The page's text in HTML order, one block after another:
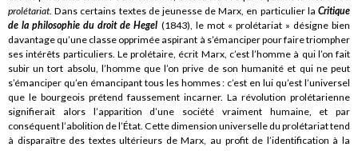
prolétariat. Dans certains textes de jeunesse de Marx, en particulier la Critique
de la philosophie du droit de Hegel (1843), le mot « prolétariat » désigne bien
davantage qu’une classe opprimée aspirant à s’émanciper pour faire triompher
ses intérêts particuliers. Le prolétaire, écrit Marx, c’est l’homme à qui l’on fait
subir un tort absolu, l’homme que l’on prive de son humanité et qui ne peut
s’émanciper qu’en émancipant tous les hommes : c’est en lui qu’est l’universel
que le bourgeois prétend faussement incarner. La révolution prolétarienne
signifierait alors l’apparition d’une société vraiment humaine, et par
conséquent l’abolition de l’État. Cette dimension universelle du prolétariat tend
à disparaître des textes ultérieurs de Marx, au profit de l’identification à la